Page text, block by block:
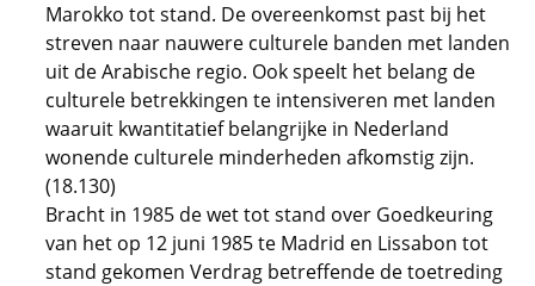
Marokko tot stand. De overeenkomst past bij het
streven naar nauwere culturele banden met landen
uit de Arabische regio. Ook speelt het belang de
culturele betrekkingen te intensiveren met landen
waaruit kwantitatief belangrijke in Nederland
wonende culturele minderheden afkomstig zijn.
(18.130)
Bracht in 1985 de wet tot stand over Goedkeuring
van het op 12 juni 1985 te Madrid en Lissabon tot
stand gekomen Verdrag betreffende de toetreding